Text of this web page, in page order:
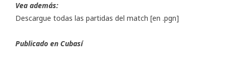
Vea además:
Descargue todas las partidas del match [en .pgn]
Publicado en Cubasí